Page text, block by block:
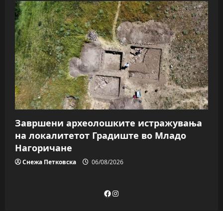
Завршени археолошките истражувања
на локалитетот Градиште во Младо
Нагоричане
Снежа Петковска 06/08/2026
Facebook
Instagram